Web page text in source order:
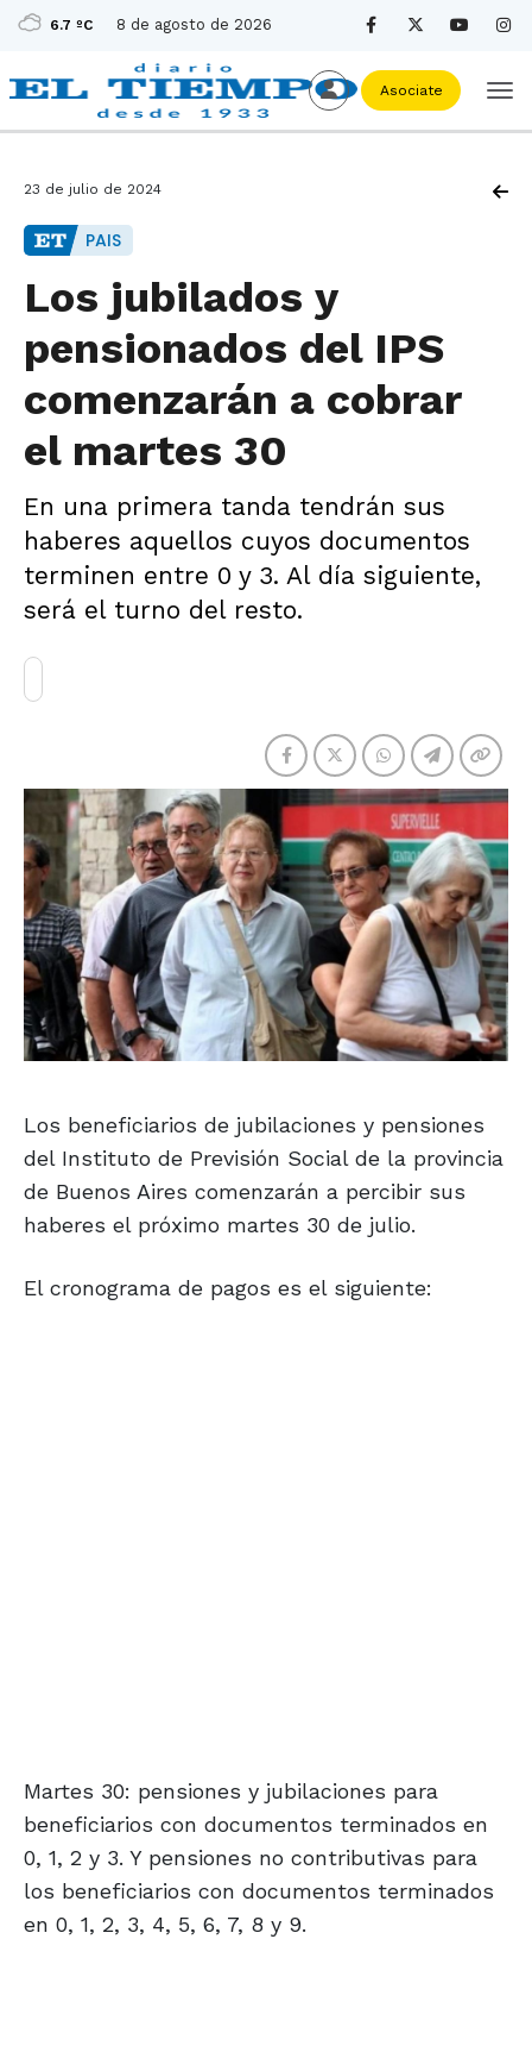
6.7 ºC 8 de agosto de 2026
Asociate
23 de julio de 2024
PAIS
Los jubilados y
pensionados del IPS
comenzarán a cobrar
el martes 30
En una primera tanda tendrán sus
haberes aquellos cuyos documentos
terminen entre 0 y 3. Al día siguiente,
será el turno del resto.
Los beneficiarios de jubilaciones y pensiones
del Instituto de Previsión Social de la provincia
de Buenos Aires comenzarán a percibir sus
haberes el próximo martes 30 de julio.
El cronograma de pagos es el siguiente:
Martes 30: pensiones y jubilaciones para
beneficiarios con documentos terminados en
0, 1, 2 y 3. Y pensiones no contributivas para
los beneficiarios con documentos terminados
en 0, 1, 2, 3, 4, 5, 6, 7, 8 y 9.